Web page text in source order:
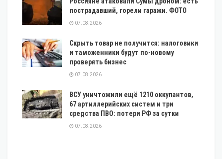
пострадавший, горели гаражи. ФОТО
07.08.2026
Скрыть товар не получится: налоговики
и таможенники будут по-новому
проверять бизнес
07.08.2026
ВСУ уничтожили ещё 1210 оккупантов,
67 артиллерийских систем и три
средства ПВО: потери РФ за сутки
07.08.2026